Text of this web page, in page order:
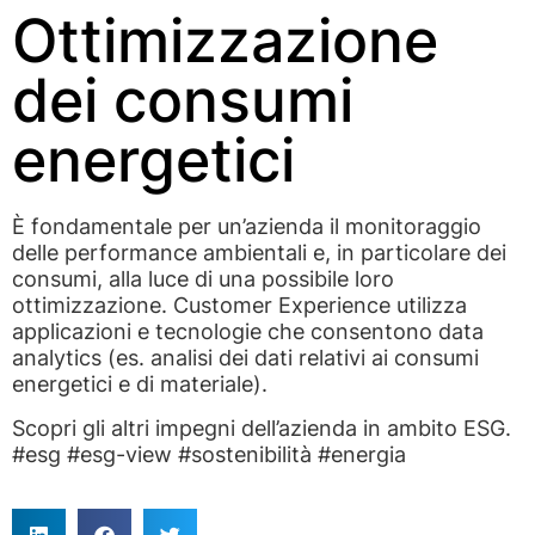
Ottimizzazione
dei consumi
energetici
È fondamentale per un’azienda il monitoraggio
delle performance ambientali e, in particolare dei
consumi, alla luce di una possibile loro
ottimizzazione. Customer Experience utilizza
applicazioni e tecnologie che consentono data
analytics (es. analisi dei dati relativi ai consumi
energetici e di materiale).
Scopri gli altri impegni dell’azienda in ambito ESG.
#esg #esg-view #sostenibilità #energia